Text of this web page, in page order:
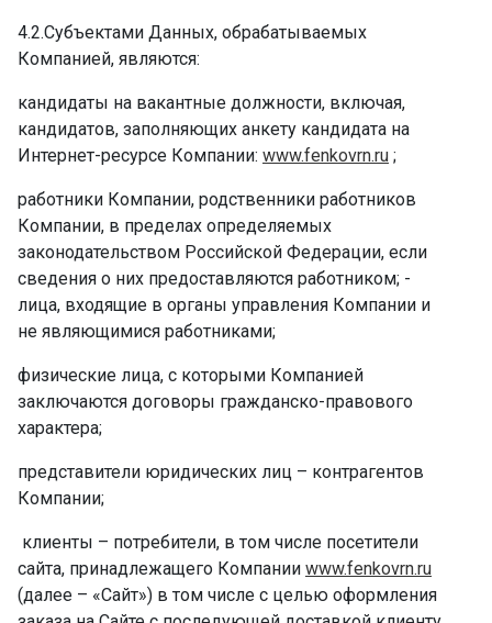
4.2.Субъектами Данных, обрабатываемых
Компанией, являются: ­
кандидаты на вакантные должности, включая,
кандидатов, заполняющих анкету кандидата на
Интернет-ресурсе Компании: www.fenkovrn.ru ; ­
работники Компании, родственники работников
Компании, в пределах определяемых
законодательством Российской Федерации, если
сведения о них предоставляются работником; ­
лица, входящие в органы управления Компании и
не являющимися работниками; ­
физические лица, с которыми Компанией
заключаются договоры гражданско-правового
характера; ­
представители юридических лиц – контрагентов
Компании; ­
­ клиенты – потребители, в том числе посетители
сайта, принадлежащего Компании www.fenkovrn.ru
(далее – «Сайт») в том числе с целью оформления